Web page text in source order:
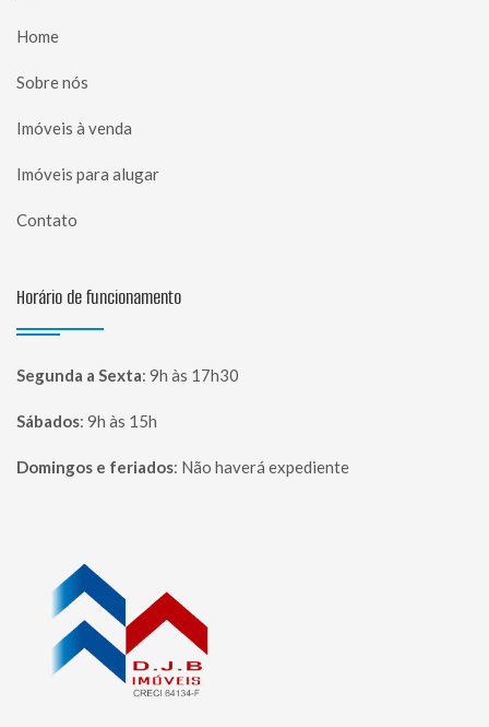
Home
Sobre nós
Imóveis à venda
Imóveis para alugar
Contato
Horário de funcionamento
Segunda a Sexta: 9h às 17h30
Sábados: 9h às 15h
Domingos e feriados: Não haverá expediente